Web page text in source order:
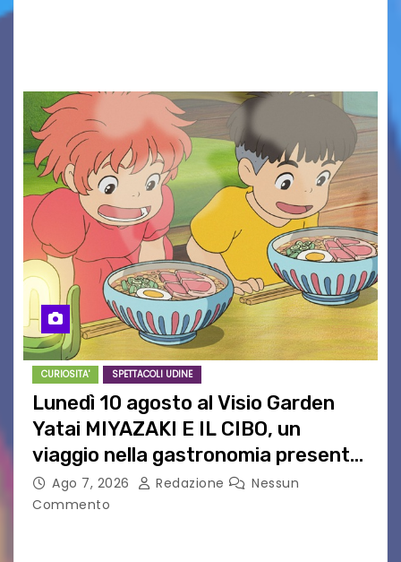
CURIOSITA' SPETTACOLI UDINE
Lunedì 10 agosto al Visio Garden
Yatai MIYAZAKI E IL CIBO, un
viaggio nella gastronomia presente
nei film di Hayao Miyazaki!
Ago 7, 2026 Redazione
Nessun
Commento